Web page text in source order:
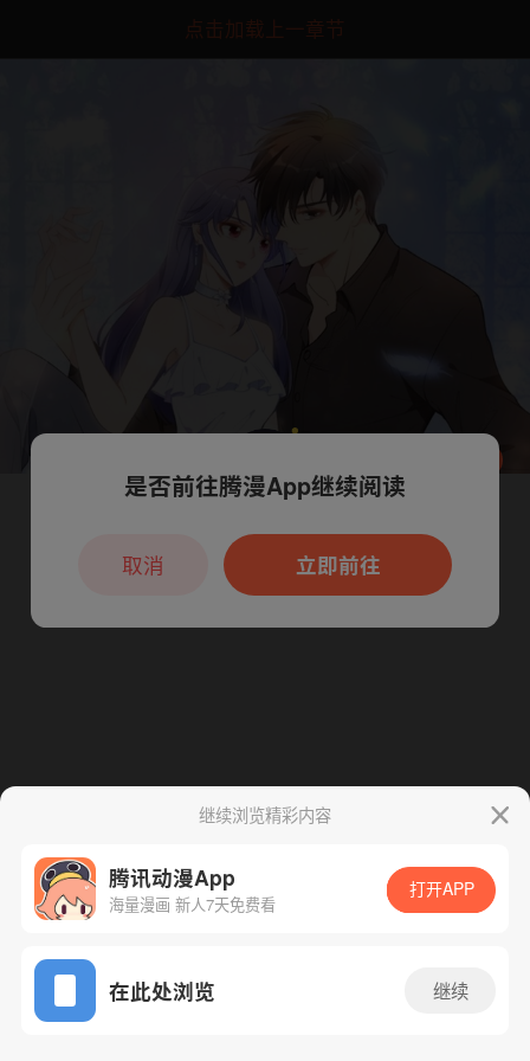
点击加载上一章节
App免费看
腾漫App免费看
继续浏览精彩内容
腾讯动漫App
海量漫画 新人7天免费看
打开APP
在此处浏览 继续
本章节仅支持App阅读，可打开App新用
户7天免费看
是否前往腾漫App继续阅读
立即前往
取消